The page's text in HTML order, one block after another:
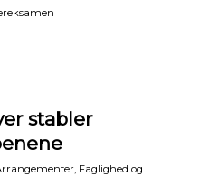
stabler
, Faglighed og